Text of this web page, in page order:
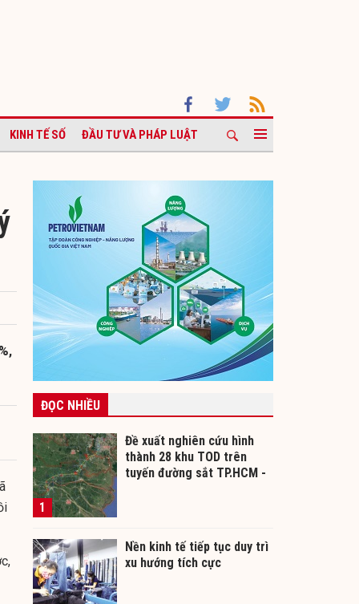
KINH TẾ SỐ ĐẦU TƯ VÀ PHÁP LUẬT
ĐỌC NHIỀU
1
Đề xuất nghiên cứu hình
thành 28 khu TOD trên
tuyến đường sắt TP.HCM -
Nền kinh tế tiếp tục duy trì
xu hướng tích cực